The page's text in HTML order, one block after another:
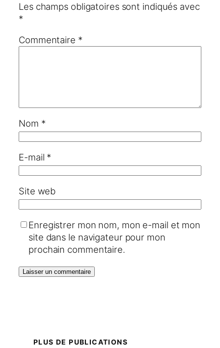
Les champs obligatoires sont indiqués avec
*
Commentaire *
Nom *
E-mail *
Site web
Enregistrer mon nom, mon e-mail et mon
site dans le navigateur pour mon
prochain commentaire.
PLUS DE PUBLICATIONS